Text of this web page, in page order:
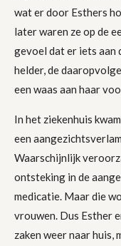
wat er door Esthers
later waren ze op de
gevoel dat er iets aan
helder, de
een waas aan haar
In het ziekenhuis
een
Waarschijnlijk
ontsteking in de
medicatie. Maar die
vrouwen. Dus Esther
zaken weer naar huis,